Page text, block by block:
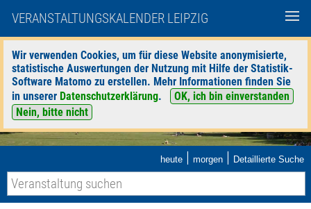
VERANSTALTUNGSKALENDER LEIPZIG
Wir verwenden Cookies, um für diese Website anonymisierte,
statistische Auswertungen der Nutzung mit Hilfe der Statistik-
Software Matomo zu erstellen. Mehr Informationen finden Sie
in unserer Datenschutzerklärung.
OK, ich bin einverstanden
Nein, bitte nicht
heute | morgen | Detaillierte Suche